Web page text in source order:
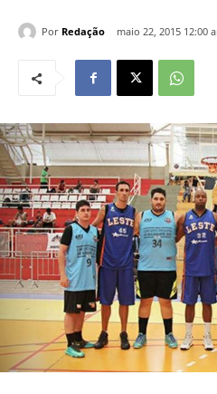
Por Redação maio 22, 2015 12:00